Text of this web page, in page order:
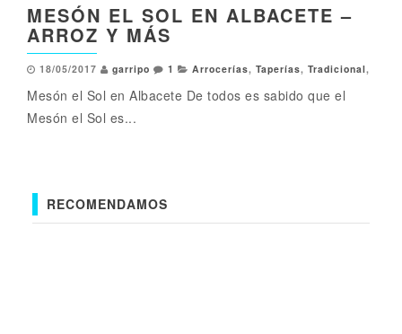
MESÓN EL SOL EN ALBACETE –
ARROZ Y MÁS
18/05/2017 garripo 1 Arrocerías, Taperías, Tradicional,
Mesón el Sol en Albacete De todos es sabido que el
Mesón el Sol es...
RECOMENDAMOS